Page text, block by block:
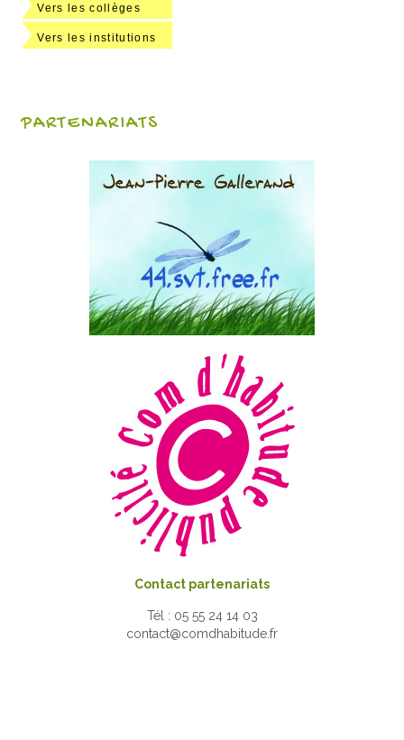
Vers les collèges
Vers les institutions
PARTENARIATS
Contact partenariats
Tél : 05 55 24 14 03
contact@comdhabitude.fr